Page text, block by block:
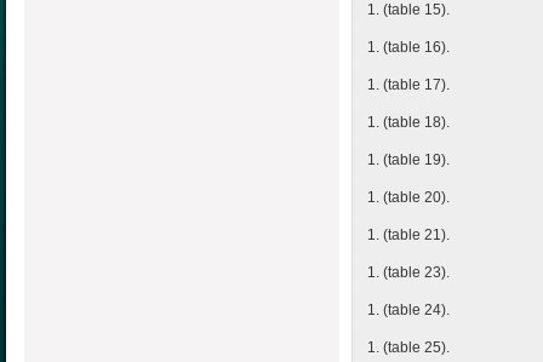
1. (table 15).
1. (table 16).
1. (table 17).
1. (table 18).
1. (table 19).
1. (table 20).
1. (table 21).
1. (table 23).
1. (table 24).
1. (table 25).